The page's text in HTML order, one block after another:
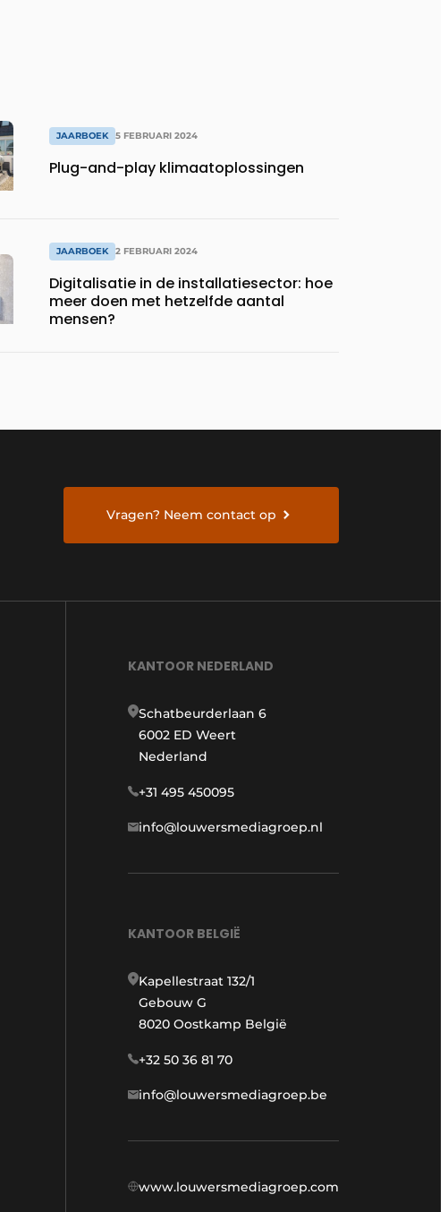
JAARBOEK 5 FEBRUARI 2024
Plug-and-play klimaatoplossingen
JAARBOEK 2 FEBRUARI 2024
Digitalisatie in de installatiesector: hoe
meer doen met hetzelfde aantal
mensen?
Vragen? Neem contact op
KANTOOR NEDERLAND
Schatbeurderlaan 6
6002 ED Weert
Nederland
+31 495 450095
info@louwersmediagroep.nl
KANTOOR BELGIË
Kapellestraat 132/1
Gebouw G
8020 Oostkamp België
+32 50 36 81 70
info@louwersmediagroep.be
www.louwersmediagroep.com